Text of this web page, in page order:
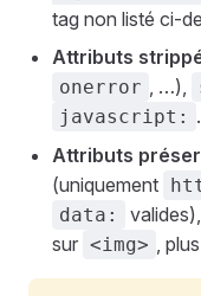
tag non listé ci-
Attributs
onerror , …),
javascript: .
Attributs
(uniquement
data: valides),
sur <img> ,